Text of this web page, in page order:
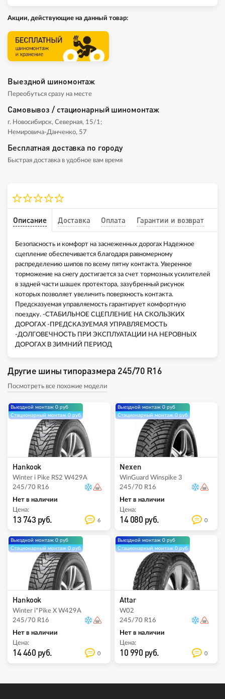
Акции, действующие на данный товар:
Выездной шиномонтаж
Переобуться сразу на месте
Самовывоз / стационарный шиномонтаж
г. Новосибирск, Северная, 15/1;
Немировича-Данченко, 57
Бесплатная доставка по городу
Быстрая доставка в удобное вам время
Описание Доставка Оплата Гарантии и возврат
Безопасность и комфорт на заснеженных дорогах Надежное
сцепление обеспечивается благодаря равномерному
распределению шипов по всему пятну контакта. Уверенное
торможение на снегу достигается за счет тормозных усилителей
в задней части шашек протектора, зазубренный рисунок
которых позволяет увеличить поверхность контакта.
Предсказуемая управляемость гарантирует комфортную
поездку. -СТАБИЛЬНОЕ СЦЕПЛЕНИЕ НА СКОЛЬЗКИХ
ДОРОГАХ -ПРЕДСКАЗУЕМАЯ УПРАВЛЯЕМОСТЬ
-ДОЛГОВЕЧНОСТЬ ПРИ ЭКСПЛУАТАЦИИ НА НЕРОВНЫХ
ДОРОГАХ В ЗИМНИЙ ПЕРИОД
Другие шины типоразмера 245/70 R16
Посмотреть все похожие модели
Выездной монтаж 0 руб
Стационарный монтаж 0 руб
Hankook
Winter i Pike RS2 W429A
245/70 R16
Нет в наличии
Цена:
13 743 руб. 6
Выездной монтаж 0 руб
Стационарный монтаж 0 руб
Nexen
WinGuard Winspike 3
245/70 R16
Нет в наличии
Цена:
14 080 руб. 0
Выездной монтаж 0 руб
Стационарный монтаж 0 руб
Hankook
Winter i*Pike X W429A
245/70 R16
Нет в наличии
Цена:
14 460 руб. 0
Выездной монтаж 0 руб
Стационарный монтаж 0 руб
Attar
W02
245/70 R16
Нет в наличии
Цена:
10 990 руб. 0